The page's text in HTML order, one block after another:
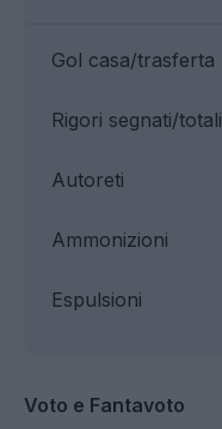
Gol casa/trasferta
Ammonizioni
Rigori segnati/totali
Espulsioni
Autoreti
Voto e Fantavoto